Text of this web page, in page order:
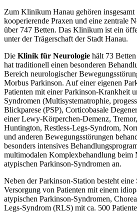
Zum Klinikum Hanau gehören
kooperierende Praxen und eine zentrale
über 747 Betten. Das Klinikum ist ein
unter der Trägerschaft der Stadt Hanau.
Die Klinik für Neurologie hält 73
hat traditionell einen besonderen
Bereich neurologischer
Morbus Parkinson. Auf einer eigenen
Patienten mit einer Parkinson-Krankheit
Syndromen (Multisystematrophie,
Blickparese (PSP), Corticobasale
einer Lewy-Körperchen-Demenz,
Huntington, Restless-Legs-Syndrom,
und anderen Bewegungsstörungen
besonders intensives
multimodalen Komplexbehandlung beim
atypischen Parkinson-Syndromen an.
Neben der Parkinson-Station besteht
Versorgung von Patienten mit einem
atypischen Parkinson-Syndromen,
Legs-Syndrom (RLS) mit ca. 500